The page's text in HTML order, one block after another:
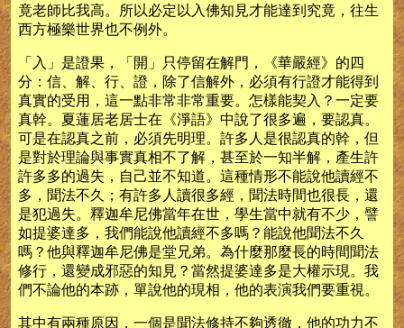
竟老師比我高。所以必定以入佛知見才能達到究竟，往生
西方極樂世界也不例外。
「入」是證果，「開」只停留在解門，《華嚴經》的四
分：信、解、行、證，除了信解外，必須有行證才能得到
真實的受用，這一點非常非常重要。怎樣能契入？一定要
真幹。夏蓮居老居士在《淨語》中說了很多遍，要認真。
可是在認真之前，必須先明理。許多人是很認真的幹，但
是對於理論與事實真相不了解，甚至於一知半解，產生許
許多多的過失，自己並不知道。這種情形不能說他讀經不
多，聞法不久；有許多人讀很多經，聞法時間也很長，還
是犯過失。釋迦牟尼佛當年在世，學生當中就有不少，譬
如提婆達多，我們能說他讀經不多嗎？能說他聞法不久
嗎？他與釋迦牟尼佛是堂兄弟。為什麼那麼長的時間聞法
修行，還變成邪惡的知見？當然提婆達多是大權示現。我
們不論他的本跡，單說他的現相，他的表演我們要重視。
其中有兩種原因，一個是聞法修持不夠透徹，他的功力不